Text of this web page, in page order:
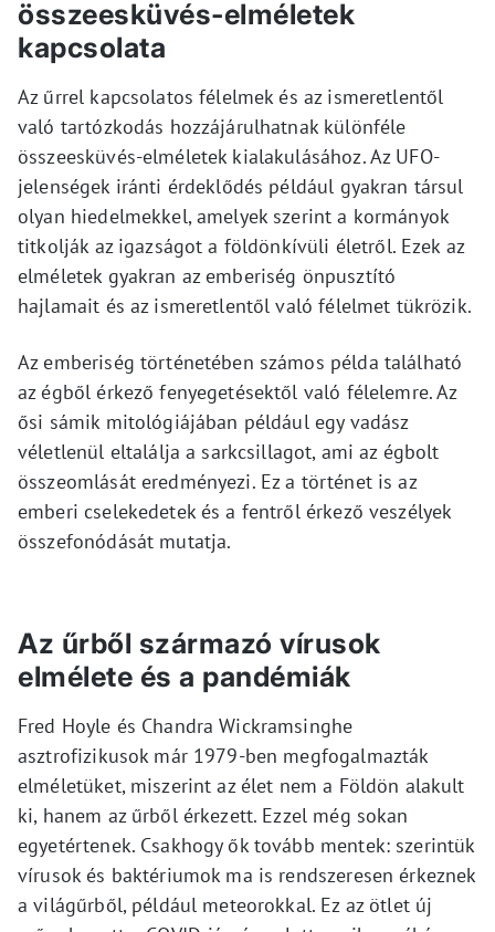
összeesküvés-elméletek
kapcsolata
Az űrrel kapcsolatos félelmek és az ismeretlentől
való tartózkodás hozzájárulhatnak különféle
összeesküvés-elméletek kialakulásához. Az UFO-
jelenségek iránti érdeklődés például gyakran társul
olyan hiedelmekkel, amelyek szerint a kormányok
titkolják az igazságot a földönkívüli életről. Ezek az
elméletek gyakran az emberiség önpusztító
hajlamait és az ismeretlentől való félelmet tükrözik.
Az emberiség történetében számos példa található
az égből érkező fenyegetésektől való félelemre. Az
ősi sámik mitológiájában például egy vadász
véletlenül eltalálja a sarkcsillagot, ami az égbolt
összeomlását eredményezi. Ez a történet is az
emberi cselekedetek és a fentről érkező veszélyek
összefonódását mutatja.
Az űrből származó vírusok
elmélete és a pandémiák
Fred Hoyle és Chandra Wickramsinghe
asztrofizikusok már 1979-ben megfogalmazták
elméletüket, miszerint az élet nem a Földön alakult
ki, hanem az űrből érkezett. Ezzel még sokan
egyetértenek. Csakhogy ők tovább mentek: szerintük
vírusok és baktériumok ma is rendszeresen érkeznek
a világűrből, például meteorokkal. Ez az ötlet új